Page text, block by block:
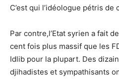
C’est qui l’idéologue pétris de
Par contre,l’Etat syrien a fait
cent fois plus massif que les
Idlib pour la plupart. Des
djihadistes et sympathisants